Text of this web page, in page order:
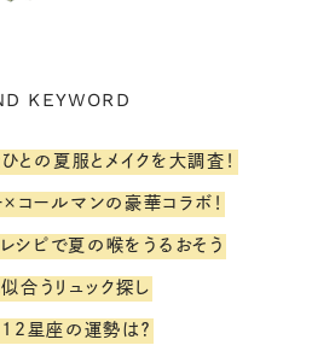
KEYWORD
との夏服とメイクを大調査！
コールマンの豪華コラボ！
シピで夏の喉をうるおそう
合うリュック探し
星座の運勢は？